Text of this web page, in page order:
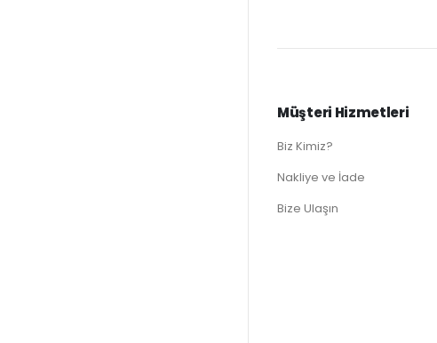
Müşteri Hizmetleri
Biz Kimiz?
Nakliye ve İade
Bize Ulaşın